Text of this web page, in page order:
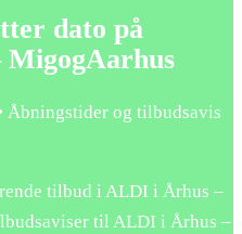
dato på
Åbningstider og tilbudsavis
tilbud i ALDI i Århus –
til ALDI i Århus –